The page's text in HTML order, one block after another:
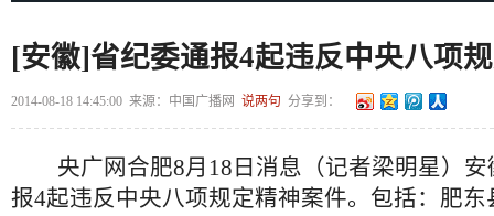
[安徽]省纪委通报4起违反中央八项
2014-08-18 14:45:00 来源： 中国广播网 说两句 分享到：
央广网合肥8月18日消息（记者梁明星）安
报4起违反中央八项规定精神案件。包括：肥